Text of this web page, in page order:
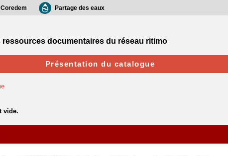
Coredem Partage des eaux
ressources documentaires du réseau ritimo
Présentation du catalogue